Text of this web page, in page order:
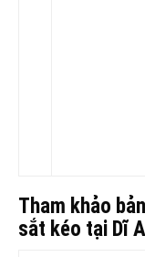
Tham khảo
sắt kéo tại Dĩ